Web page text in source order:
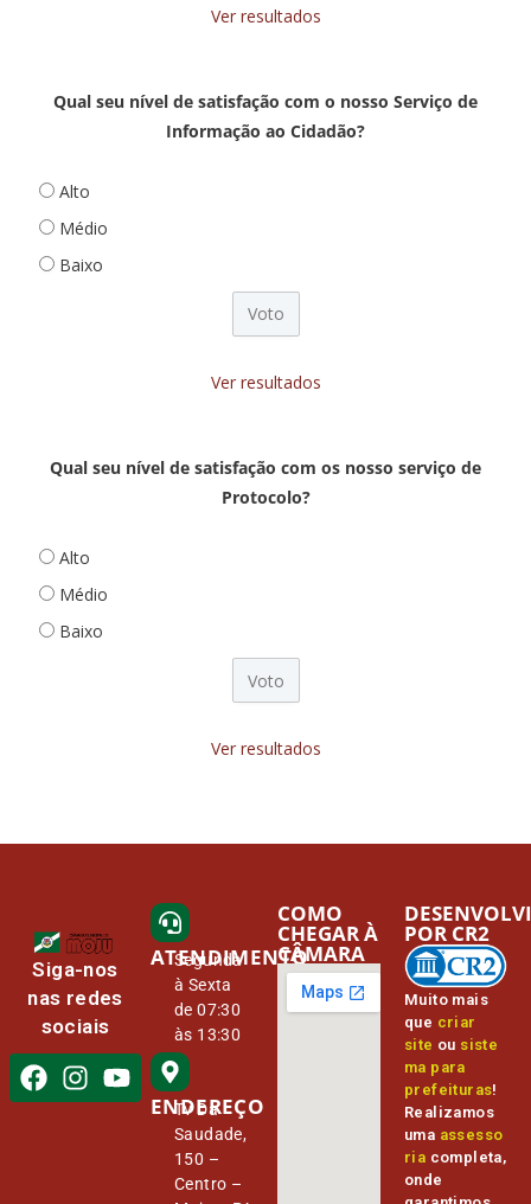
Ver resultados
Qual seu nível de satisfação com o nosso Serviço de
Informação ao Cidadão?
Alto
Médio
Baixo
Ver resultados
Qual seu nível de satisfação com os nosso serviço de
Protocolo?
Alto
Médio
Baixo
Ver resultados
Siga-nos
nas redes
sociais
ATENDIMENTO
Segunda
à Sexta
de 07:30
às 13:30
ENDEREÇO
Tv Da
Saudade,
150 –
Centro –
COMO
CHEGAR À
CÂMARA
Muito mais
que criar
site ou siste
ma para
prefeituras!
Realizamos
uma assesso
ria completa,
onde
POR CR2